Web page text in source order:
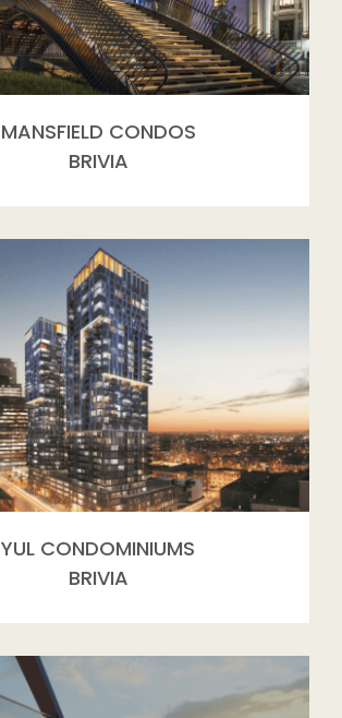
MANSFIELD CONDOS
BRIVIA
YUL CONDOMINIUMS
BRIVIA